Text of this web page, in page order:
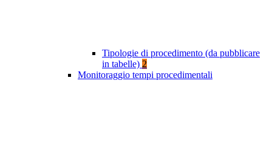
Tipologie di procedimento (da pubblicare
in tabelle) 2
Monitoraggio tempi procedimentali